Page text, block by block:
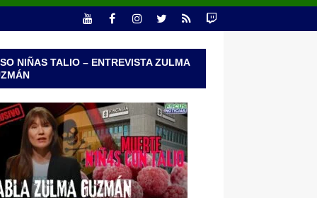
NIÑAS TALIO – ENTREVISTA ZULMA